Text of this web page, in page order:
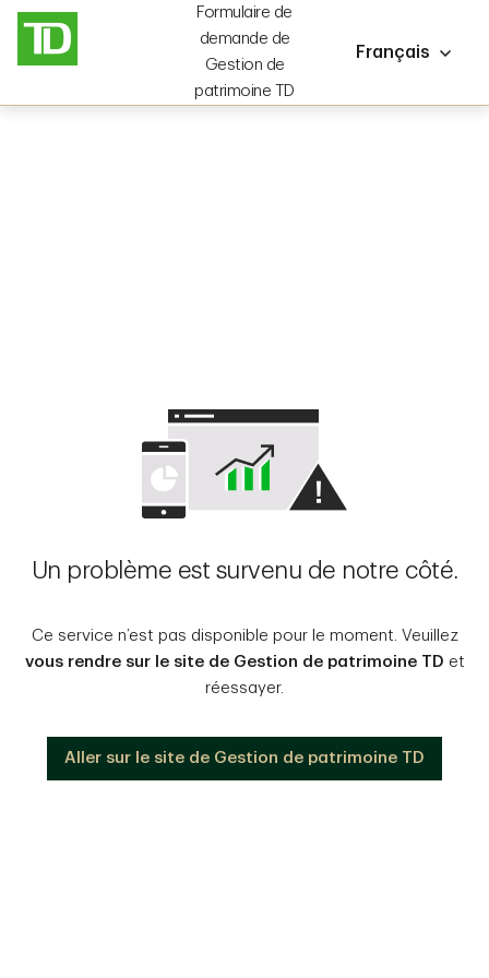
Formulaire de
demande de
Gestion de
patrimoine TD
Français
Un problème est survenu de notre côté.
Ce service n’est pas disponible pour le moment. Veuillez
vous rendre sur le site de Gestion de patrimoine TD et
réessayer.
Aller sur le site de Gestion de patrimoine TD